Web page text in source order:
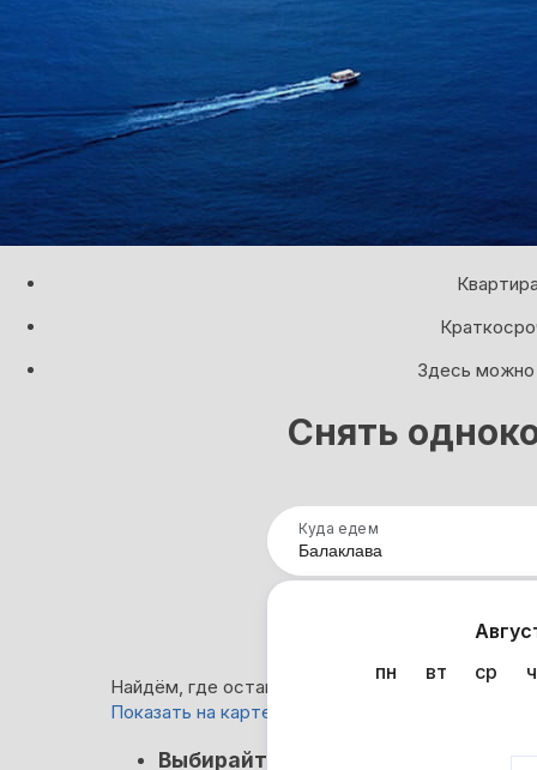
Здесь можно
Снять
Куда едем
пн
вт ср
Найдём, где остановиться в Балаклаве: 28
Показать на карте
Выбирайте лучшее